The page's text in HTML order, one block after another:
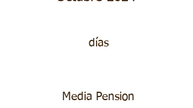
días
Media Pension